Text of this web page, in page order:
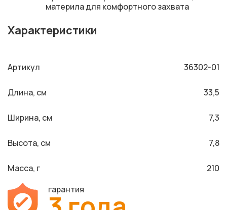
материла для комфортного захвата
Характеристики
Артикул 36302-01
Длина, см 33,5
Ширина, см 7,3
Высота, см 7,8
Масса, г
210
гарантия